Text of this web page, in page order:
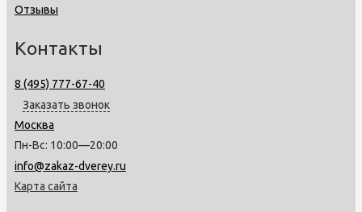
Отзывы
Контакты
8 (495) 777-67-40
Заказать звонок
Москва
Пн-Вс: 10:00—20:00
info@zakaz-dverey.ru
Карта сайта